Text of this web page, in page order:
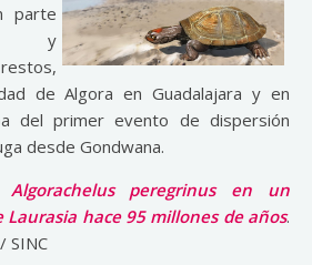
parte
y
de Algora en Guadalajara y en
del primer evento de dispersión
desde Gondwana.
Algorachelus peregrinus en un
hace 95 millones de años.
SINC